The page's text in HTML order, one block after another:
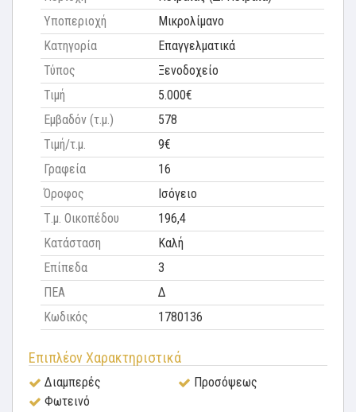
Υποπεριοχή
Μικρολίμανο
Κατηγορία
Επαγγελματικά
Τύπος
Ξενοδοχείο
Τιμή
5.000€
Εμβαδόν (τ.μ.)
578
Τιμή/τ.μ.
9€
Γραφεία
16
Όροφος
Ισόγειο
Τ.μ. Οικοπέδου
196,4
Κατάσταση
Καλή
Επίπεδα
3
ΠΕΑ
Δ
Κωδικός
1780136
Επιπλέον Χαρακτηριστικά
Διαμπερές
Προσόψεως
Φωτεινό